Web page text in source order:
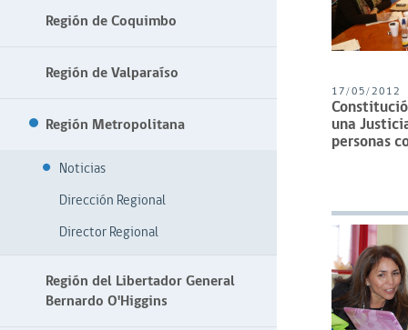
Región de Coquimbo
Región de Valparaíso
Región Metropolitana
Noticias
Dirección Regional
Director Regional
Región del Libertador General
Bernardo O'Higgins
17/05/2012
una
personas